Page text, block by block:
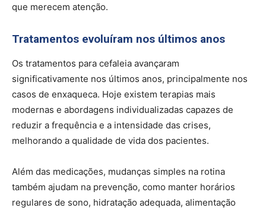
que merecem atenção.
Tratamentos evoluíram nos últimos anos
Os tratamentos para cefaleia avançaram
significativamente nos últimos anos, principalmente nos
casos de enxaqueca. Hoje existem terapias mais
modernas e abordagens individualizadas capazes de
reduzir a frequência e a intensidade das crises,
melhorando a qualidade de vida dos pacientes.
Além das medicações, mudanças simples na rotina
também ajudam na prevenção, como manter horários
regulares de sono, hidratação adequada, alimentação